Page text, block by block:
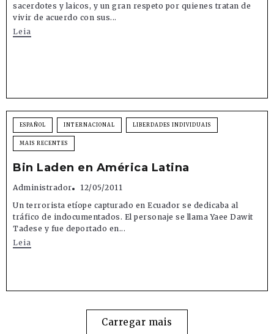
sacerdotes y laicos, y un gran respeto por quienes tratan de
vivir de acuerdo con sus...
Leia
ESPAÑOL INTERNACIONAL LIBERDADES INDIVIDUAIS
MAIS RECENTES
Bin Laden en América Latina
Administrador
12/05/2011
Un terrorista etíope capturado en Ecuador se dedicaba al
tráfico de indocumentados. El personaje se llama Yaee Dawit
Tadese y fue deportado en...
Leia
Carregar mais